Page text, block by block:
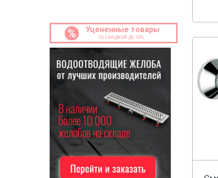
Grohe
GPD
Gattoni
Ideal Standard
Kludi
Lemark
Oras
Tres
Timo
VIDIMA
VitrA
% Уцененные товары
СО СКИДКОЙ ДО 70%